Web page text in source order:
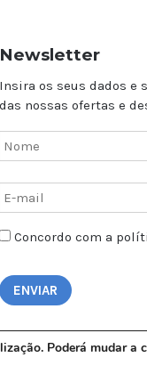
Newsletter
Insira os seus dados e
das nossas ofertas e
Concordo com a
Poderá mudar a